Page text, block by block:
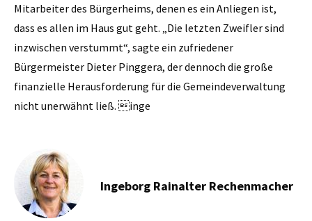
Mitarbeiter des Bürgerheims, denen es ein Anliegen ist,
dass es allen im Haus gut geht. „Die letzten Zweifler sind
inzwischen verstummt“, sagte ein zufriedener
Bürgermeister Dieter Pinggera, der dennoch die große
finanzielle Herausforderung für die Gemeindeverwaltung
nicht unerwähnt ließ. inge
Ingeborg Rainalter Rechenmacher